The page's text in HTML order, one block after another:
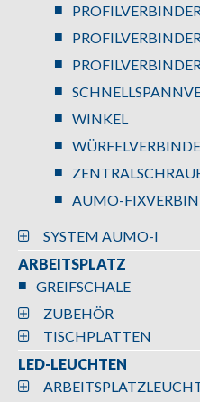
WINKEL
AUMO-
SYSTEM AUMO-I
ARBEITSPLATZ
GREIFSCHALE
ZUBEHÖR
TISCHPLATTEN
LED-LEUCHTEN